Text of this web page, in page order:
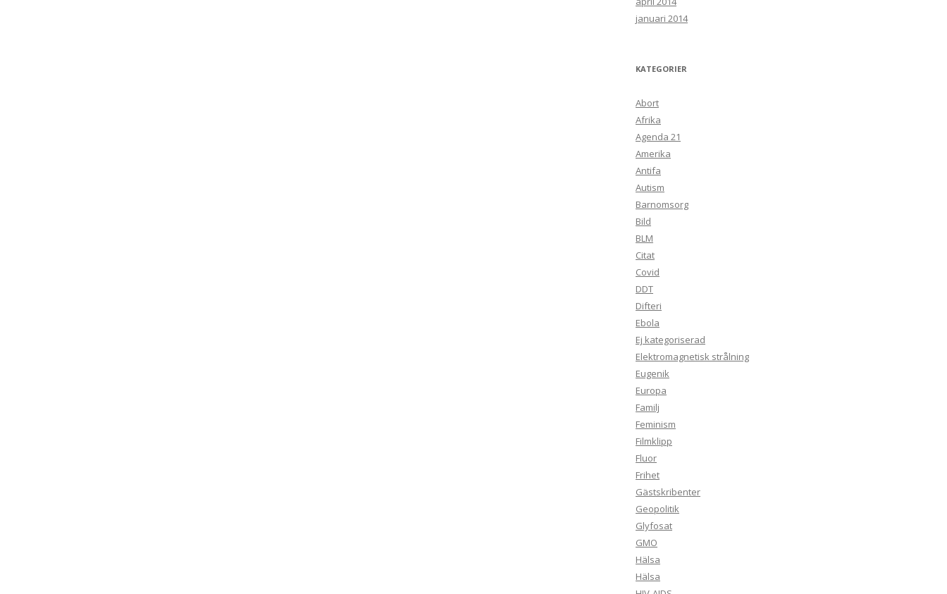
januari 2014
KATEGORIER
Abort
Afrika
Agenda 21
Amerika
Antifa
Autism
Barnomsorg
Bild
BLM
Citat
Covid
DDT
Difteri
Ebola
Ej kategoriserad
Elektromagnetisk strålning
Eugenik
Europa
Familj
Feminism
Filmklipp
Fluor
Frihet
Gästskribenter
Geopolitik
Glyfosat
GMO
Hälsa
Hälsa